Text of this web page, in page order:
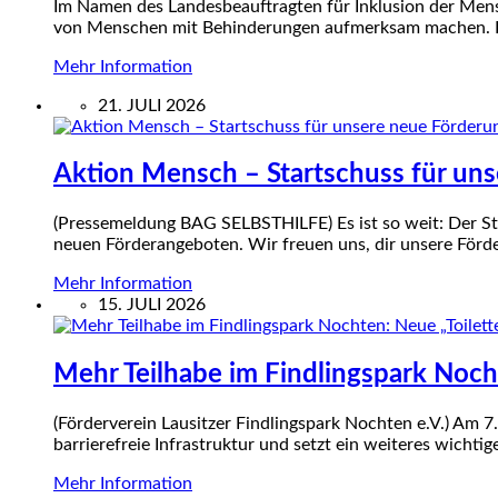
Im Namen des Landesbeauftragten für Inklusion der
von Menschen mit Behinderungen aufmerksam
Mehr Information
21. JULI 2026
Aktion Mensch – Startschuss für
(Pressemeldung BAG SELBSTHILFE) Es ist so weit:
neuen Förderangeboten. Wir freuen uns, dir unsere
Mehr Information
15. JULI 2026
Mehr Teilhabe im Findlingspark
(Förderverein Lausitzer Findlingspark Nochten e.V.) Am
barrierefreie Infrastruktur und setzt ein weiteres
Mehr Information